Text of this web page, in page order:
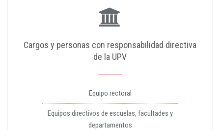
Cargos y personas con responsabilidad directiva
de la UPV
Equipo rectoral
Equipos directivos de escuelas, facultades y
departamentos